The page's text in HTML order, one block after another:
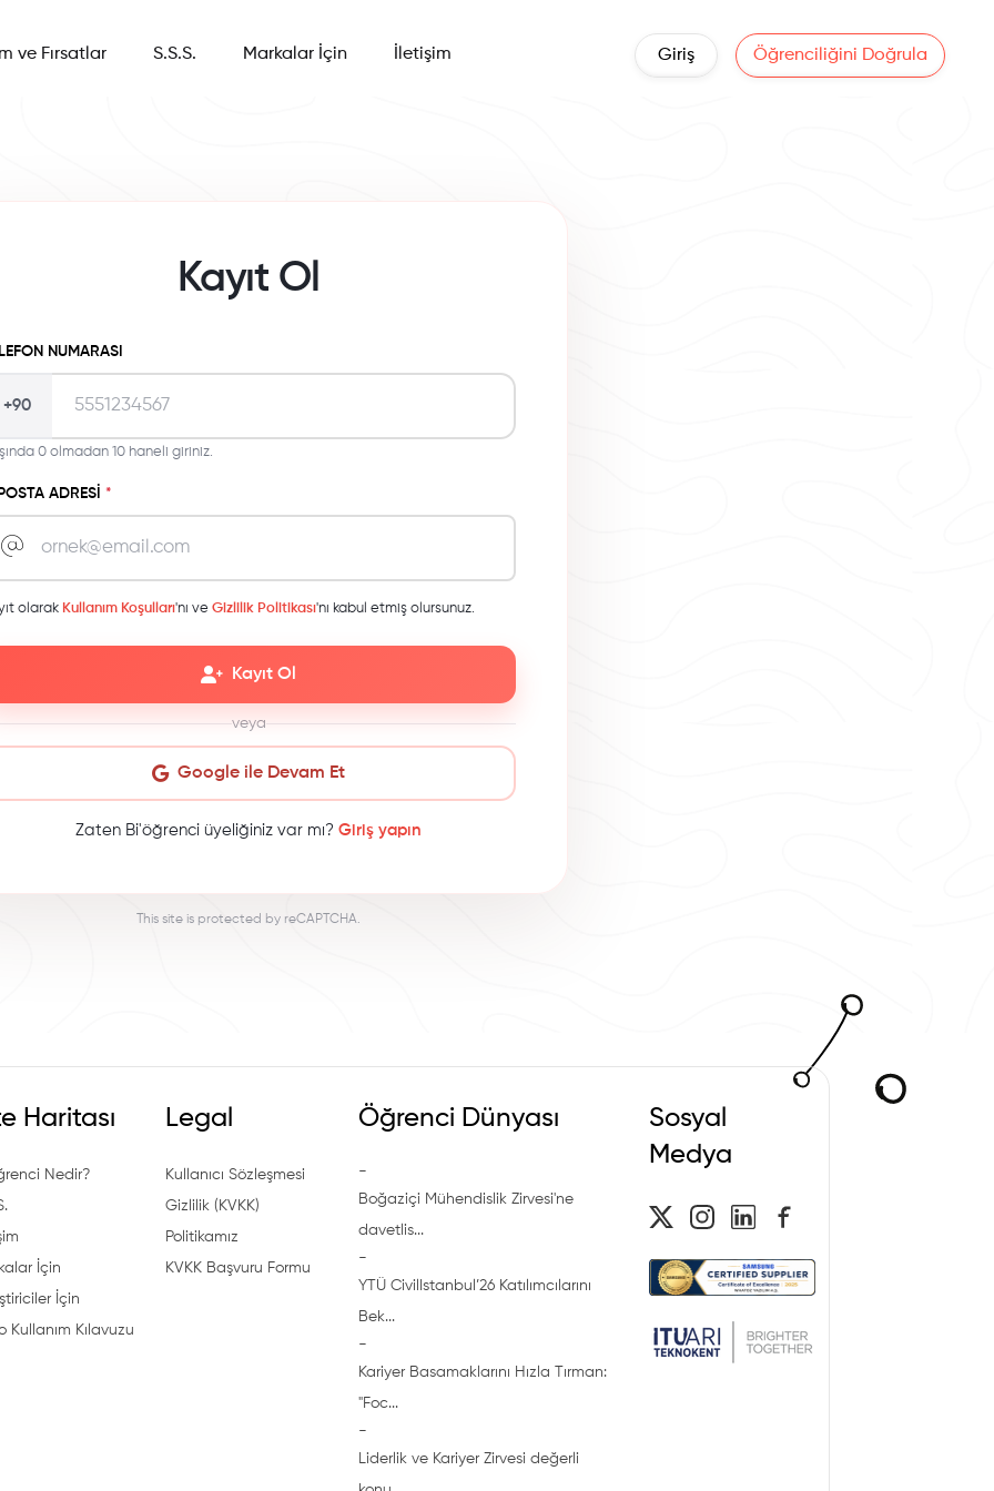
Giriş Öğrenciliğini Doğrula
ve Fırsatlar S.S.S. Markalar İçin İletişim
Kayıt Ol
NUMARASI
+90
0 olmadan 10 haneli giriniz.
ADRESI *
olarak Kullanım Koşulları'nı ve Gizlilik Politikası'nı kabul etmiş olursunuz.
Kayıt Ol
veya
Google ile Devam Et
Zaten Bi'öğrenci üyeliğiniz var mı? Giriş yapın
This site is protected by reCAPTCHA.
Haritası
Nedir?
İçin
İçin
Kullanım Kılavuzu
Legal
Kullanıcı Sözleşmesi
Gizlilik (KVKK)
Politikamız
KVKK Başvuru Formu
Öğrenci Dünyası
-
Boğaziçi Mühendislik Zirvesi'ne
davetlis...
-
YTÜ CivilIstanbul’26 Katılımcılarını
Bek...
-
Kariyer Basamaklarını Hızla Tırman:
"Foc...
-
Liderlik ve Kariyer Zirvesi değerli
Sosyal
Medya